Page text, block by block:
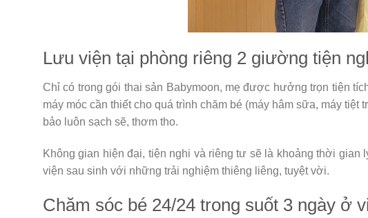
Lưu viện tại phòng riêng 2 giường tiện
Chỉ có trong gói thai sản Babymoon, mẹ được hưởng trọn tiện
máy móc cần thiết cho quá trình chăm bé (máy hâm sữa, máy
bảo luôn sạch sẽ, thơm tho.​
Không gian hiện đại, tiện nghi và riêng tư sẽ là khoảng thời
viện sau sinh với những trải nghiệm thiêng liêng, tuyệt vời.
Chăm sóc bé 24/24 trong suốt 3 ngày ở